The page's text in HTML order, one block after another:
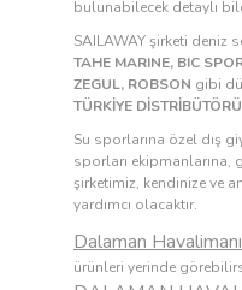
bulunabilecek detaylı
SAILAWAY şirketi deniz
TAHE MARINE, BIC
ZEGUL, ROBSON gibi
TÜRKİYE
Su sporlarına özel dış
sporları ekipmanlarına,
şirketimiz, kendinize ve
yardımcı olacaktır.
Dalaman Havalimanı
ürünleri yerinde